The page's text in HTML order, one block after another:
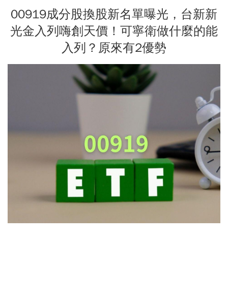
00919成分股換股新名單曝光，台新新
光金入列嗨創天價！可寧衛做什麼的能
入列？原來有2優勢